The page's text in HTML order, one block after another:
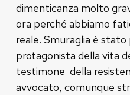
dimenticanza molto
ora perché abbiamo
reale. Smuraglia è
protagonista della vita
testimone della
avvocato, comunque